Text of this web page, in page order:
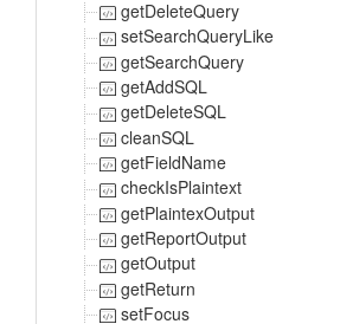
getDeleteQuery
setSearchQueryLike
getSearchQuery
getAddSQL
getDeleteSQL
cleanSQL
getFieldName
checkIsPlaintext
getPlaintexOutput
getReportOutput
getOutput
getReturn
setFocus